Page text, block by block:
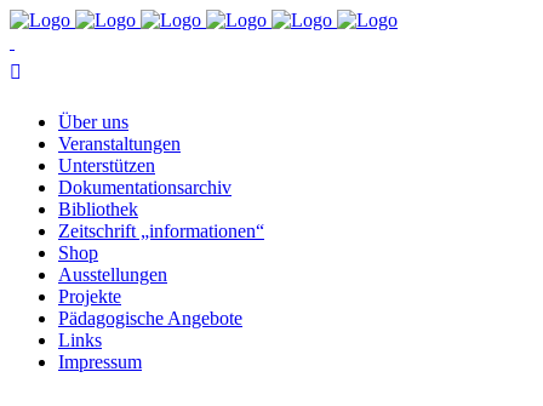
Über uns
Ver­an­stal­tun­gen
Un­ter­stüt­zen
Do­ku­men­ta­ti­ons­ar­chiv
Bi­blio­thek
Zeit­schrift „in­for­ma­tio­nen“
Shop
Aus­stel­lun­gen
Pro­jek­te
Päd­ago­gi­sche Angebote
Links
Im­pres­sum